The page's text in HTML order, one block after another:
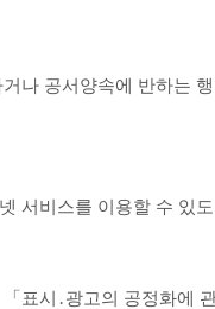
나 공서양속에 반하는
서비스를 이용할 수 있
표시․광고의 공정화에